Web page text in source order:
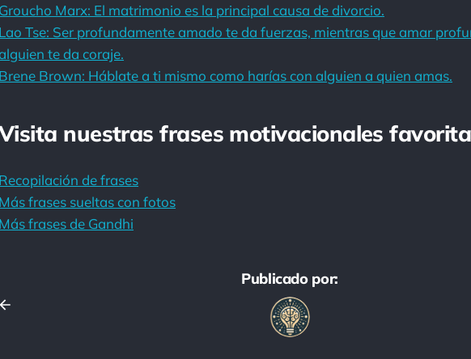
Groucho Marx: El matrimonio es la principal causa de divorcio.
Lao Tse: Ser profundamente amado te da fuerzas, mientras que amar
te da coraje.
Brene Brown: Háblate a ti mismo como harías con alguien a quien amas.
nuestras frases motivacionales
Recopilación de frases
Más frases sueltas con fotos
Más frases de Gandhi
Publicado por: